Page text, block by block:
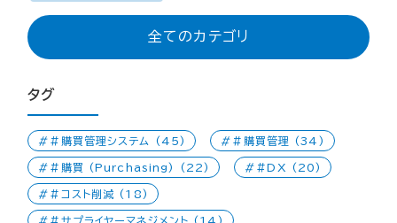
全てのカテゴリ
タグ
#購買管理システム (45) #購買管理 (34)
#購買 (Purchasing) (22) #DX (20)
#コスト削減 (18)
#サプライヤーマネジメント (14)